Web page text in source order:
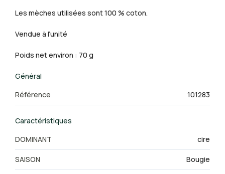
Les mèches utilisées sont 100 % coton.
Vendue à l’unité
Poids net environ : 70 g
Général
Référence
101283
Caractéristiques
DOMINANT
cire
SAISON Bougie